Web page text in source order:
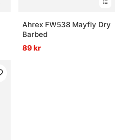
Ahrex FW538 Mayfly Dry
Barbed
89 kr